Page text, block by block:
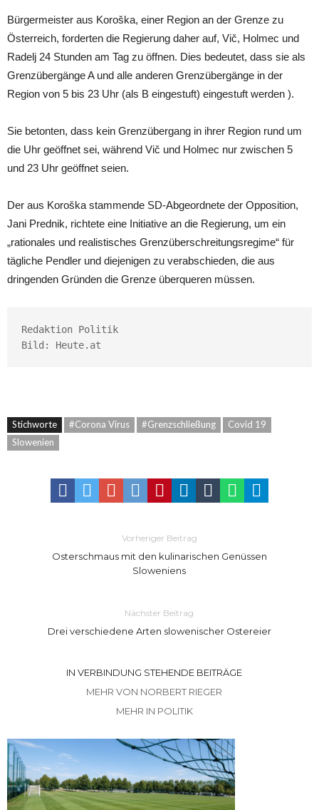
Bürgermeister aus Koroška, ​​einer Region an der Grenze zu
Österreich, forderten die Regierung daher auf, Vič, Holmec und
Radelj 24 Stunden am Tag zu öffnen. Dies bedeutet, dass sie als
Grenzübergänge A und alle anderen Grenzübergänge in der
Region von 5 bis 23 Uhr (als B eingestuft) eingestuft werden ).
Sie betonten, dass kein Grenzübergang in ihrer Region rund um
die Uhr geöffnet sei, während Vič und Holmec nur zwischen 5
und 23 Uhr geöffnet seien.
Der aus Koroška stammende SD-Abgeordnete der Opposition,
Jani Prednik, richtete eine Initiative an die Regierung, um ein
„rationales und realistisches Grenzüberschreitungsregime“ für
tägliche Pendler und diejenigen zu verabschieden, die aus
dringenden Gründen die Grenze überqueren müssen.
Redaktion Politik
Bild: Heute.at
Stichworte #Corona Virus #Grenzschließung
Covid 19
Slowenien
Vorheriger Beitrag
Osterschmaus mit den kulinarischen Genüssen
Sloweniens
Nächster Beitrag
Drei verschiedene Arten slowenischer Ostereier
IN VERBINDUNG STEHENDE BEITRÄGE
MEHR VON NORBERT RIEGER
MEHR IN POLITIK